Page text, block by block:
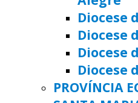
Diocese
Diocese
Diocese
Diocese
PROVÍNCIA